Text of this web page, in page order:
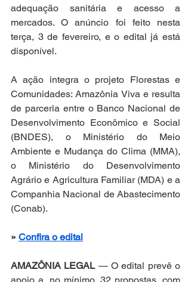
adequação sanitária e acesso a
mercados. O anúncio foi feito nesta
terça, 3 de fevereiro, e o edital já está
disponível.
A ação integra o projeto Florestas e
Comunidades: Amazônia Viva e resulta
de parceria entre o Banco Nacional de
Desenvolvimento Econômico e Social
(BNDES), o Ministério do Meio
Ambiente e Mudança do Clima (MMA),
o Ministério do Desenvolvimento
Agrário e Agricultura Familiar (MDA) e a
Companhia Nacional de Abastecimento
(Conab).
» Confira o edital
AMAZÔNIA LEGAL — O edital prevê o